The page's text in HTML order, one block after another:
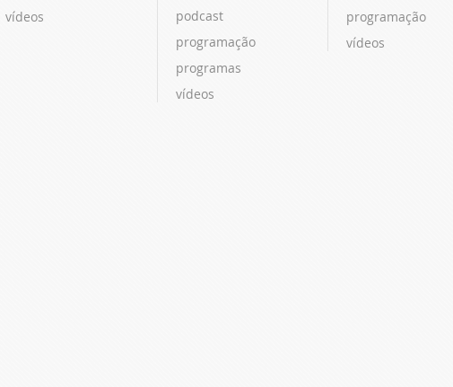
vídeos
podcast
programação
programas
vídeos
programação
vídeos